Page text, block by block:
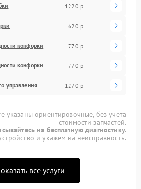
1220 р
620 р
конфорки 770 р
конфорки 770 р
управления 1270 р
указаны ориентировочные, без учета
стоимости запчастей.
на бесплатную диагностику.
и укажем на неисправность.
все услуги